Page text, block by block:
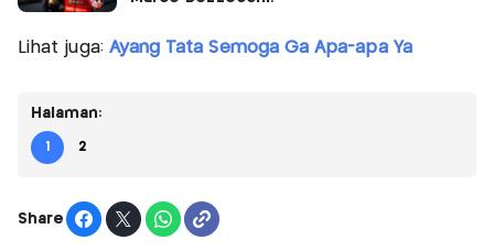
Lihat juga: Ayang Tata Semoga Ga Apa-apa Ya
Halaman:
1 2
Share